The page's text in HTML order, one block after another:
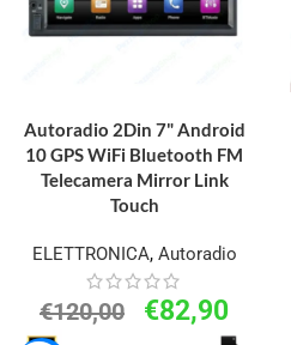
Autoradio 2Din 7" Android
10 GPS WiFi Bluetooth FM
Telecamera Mirror Link
Touch
ELETTRONICA, Autoradio
€120,00 €82,90